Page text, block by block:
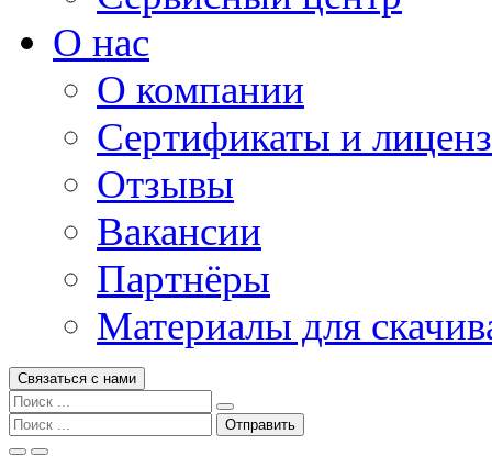
О нас
О компании
Сертификаты и
Отзывы
Вакансии
Партнёры
Материалы для
Связаться с нами